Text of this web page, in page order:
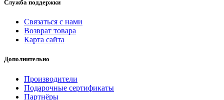
Служба поддержки
Связаться с нами
Возврат товара
Карта сайта
Дополнительно
Производители
Подарочные сертификаты
Партнёры